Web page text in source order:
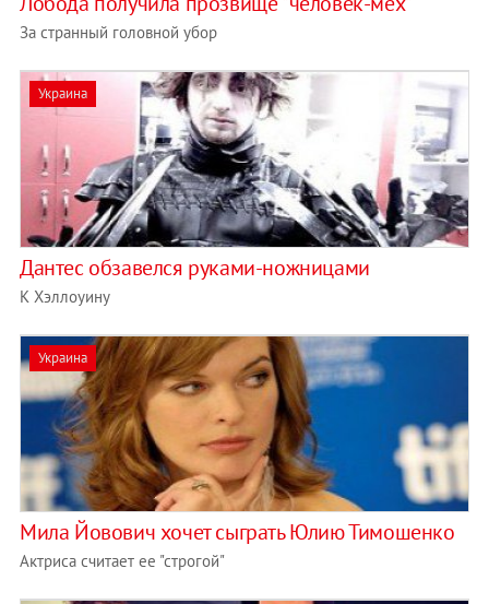
За странный головной убор
Украина
Дантес обзавелся руками-ножницами
К Хэллоуину
Украина
Мила Йовович хочет сыграть Юлию Тимошенко
Актриса считает ее "строгой"